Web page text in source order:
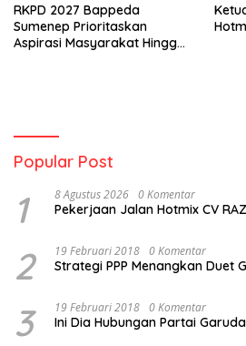
RKPD 2027 Bappeda
Sumenep Prioritaskan
Aspirasi Masyarakat Hingga
Popular Post
1 8 Agustus 2026 0 Komentar
Pekerjaan Jalan Hotmix CV
2 19 Februari 2018 0 Komentar
Strategi PPP Menangkan Duet
3 19 Februari 2018 0 Komentar
Ini Dia Hubungan Partai